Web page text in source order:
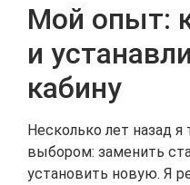
Мой опыт:
и
кабину
Несколько лет назад
выбором: заменить
установить новую. Я